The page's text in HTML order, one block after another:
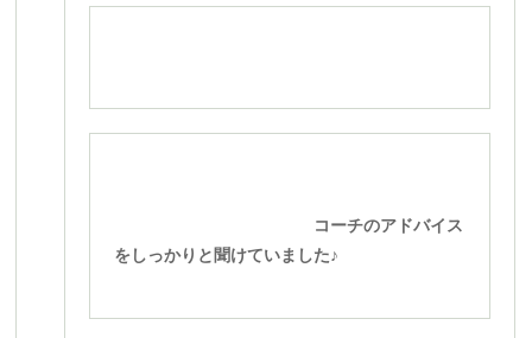
コーチのアドバイス
をしっかりと聞けていました♪